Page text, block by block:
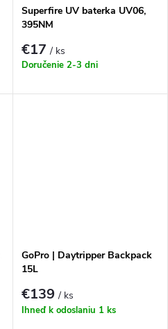
Superfire UV baterka UV06,
395NM
€17/ ks
Doručenie 2-3 dni
GoPro | Daytripper Backpack
15L
€139/ ks
Ihneď k odoslaniu 1 ks